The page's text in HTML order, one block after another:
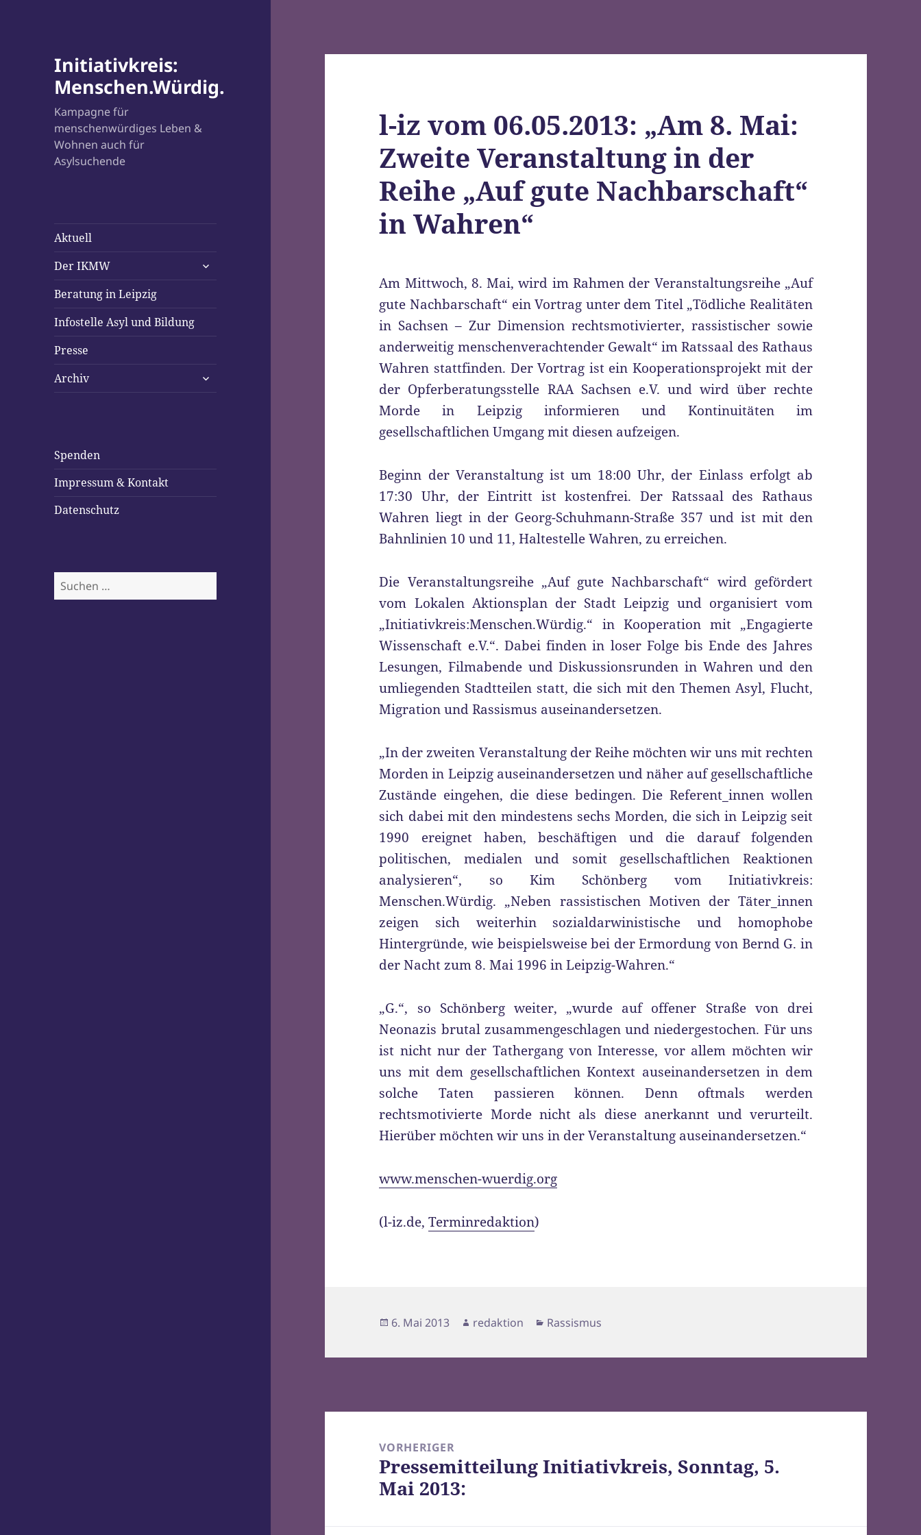
Initiativkreis:
Menschen.Würdig.
Kampagne für
menschenwürdiges Leben &
Wohnen auch für
Asylsuchende
Aktuell
Der IKMW
untermenü
Beratung in Leipzig
Infostelle Asyl und Bildung
Presse
Archiv
untermenü
Spenden
Impressum & Kontakt
Datenschutz
Suchen
nach:
l-iz vom 06.05.2013: „Am 8. Mai:
Zweite Veranstaltung in der
Reihe „Auf gute Nachbarschaft“
in Wahren“
Am Mittwoch, 8. Mai, wird im Rahmen der Veranstaltungsreihe „Auf
gute Nachbarschaft“ ein Vortrag unter dem Titel „Tödliche Realitäten
in Sachsen – Zur Dimension rechtsmotivierter, rassistischer sowie
anderweitig menschenverachtender Gewalt“ im Ratssaal des Rathaus
Wahren stattfinden. Der Vortrag ist ein Kooperationsprojekt mit der
der Opferberatungsstelle RAA Sachsen e.V. und wird über rechte
Morde in Leipzig informieren und Kontinuitäten im
gesellschaftlichen Umgang mit diesen aufzeigen.
Beginn der Veranstaltung ist um 18:00 Uhr, der Einlass erfolgt ab
17:30 Uhr, der Eintritt ist kostenfrei. Der Ratssaal des Rathaus
Wahren liegt in der Georg-Schuhmann-Straße 357 und ist mit den
Bahnlinien 10 und 11, Haltestelle Wahren, zu erreichen.
Die Veranstaltungsreihe „Auf gute Nachbarschaft“ wird gefördert
vom Lokalen Aktionsplan der Stadt Leipzig und organisiert vom
„Initiativkreis:Menschen.Würdig.“ in Kooperation mit „Engagierte
Wissenschaft e.V.“. Dabei finden in loser Folge bis Ende des Jahres
Lesungen, Filmabende und Diskussionsrunden in Wahren und den
umliegenden Stadtteilen statt, die sich mit den Themen Asyl, Flucht,
Migration und Rassismus auseinandersetzen.
„In der zweiten Veranstaltung der Reihe möchten wir uns mit rechten
Morden in Leipzig auseinandersetzen und näher auf gesellschaftliche
Zustände eingehen, die diese bedingen. Die Referent_innen wollen
sich dabei mit den mindestens sechs Morden, die sich in Leipzig seit
1990 ereignet haben, beschäftigen und die darauf folgenden
politischen, medialen und somit gesellschaftlichen Reaktionen
analysieren“, so Kim Schönberg vom Initiativkreis:
Menschen.Würdig. „Neben rassistischen Motiven der Täter_innen
zeigen sich weiterhin sozialdarwinistische und homophobe
Hintergründe, wie beispielsweise bei der Ermordung von Bernd G. in
der Nacht zum 8. Mai 1996 in Leipzig-Wahren.“
„G.“, so Schönberg weiter, „wurde auf offener Straße von drei
Neonazis brutal zusammengeschlagen und niedergestochen. Für uns
ist nicht nur der Tathergang von Interesse, vor allem möchten wir
uns mit dem gesellschaftlichen Kontext auseinandersetzen in dem
solche Taten passieren können. Denn oftmals werden
rechtsmotivierte Morde nicht als diese anerkannt und verurteilt.
Hierüber möchten wir uns in der Veranstaltung auseinandersetzen.“
www.menschen-wuerdig.org
(l-iz.de,Terminredaktion)
Veröffentlicht
6. Mai 2013 Autor
redaktion Kategorien
Rassismus
VORHERIGER
Vorheriger
Beitrag:
Pressemitteilung Initiativkreis, Sonntag, 5.
Mai 2013: